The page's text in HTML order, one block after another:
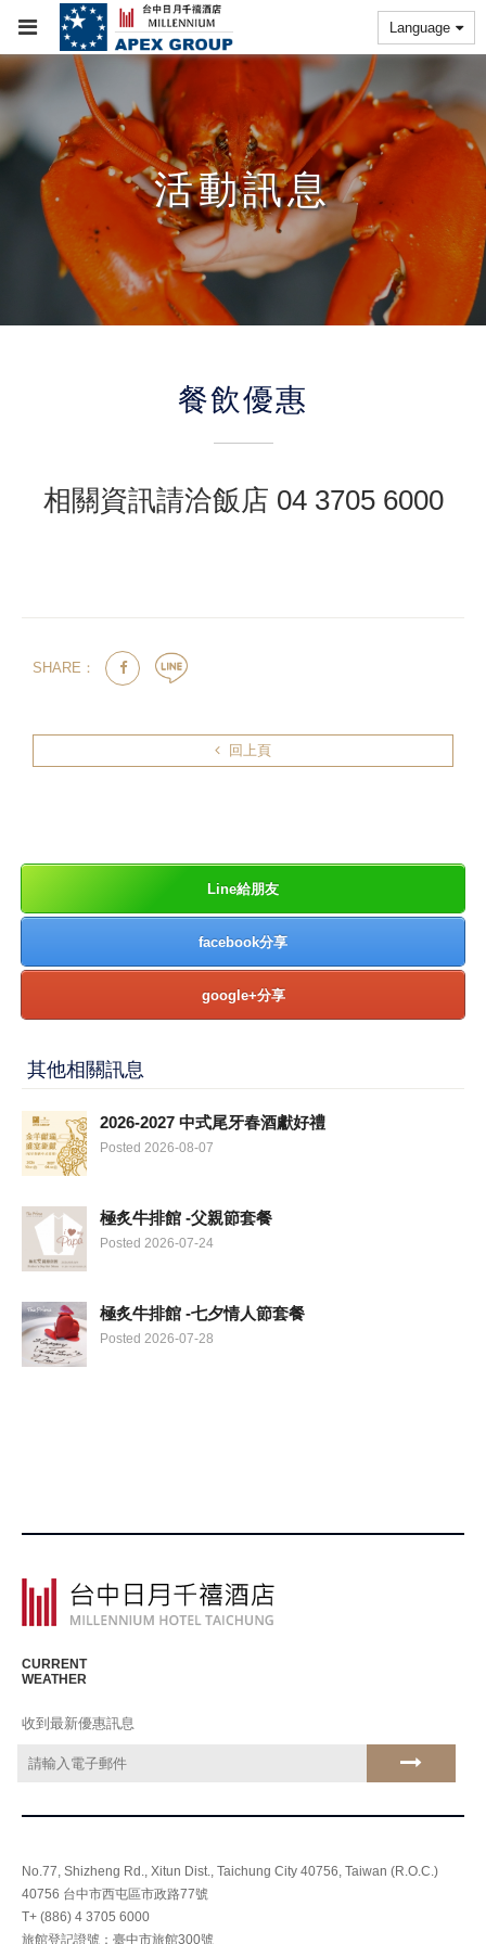
Language
活動訊息
餐飲優惠
相關資訊請洽飯店 04 3705 6000
SHARE：
回上頁
Line給朋友
facebook分享
google+分享
其他相關訊息
2026-2027 中式尾牙春酒獻好禮
Posted 2026-08-07
極炙牛排館 -父親節套餐
Posted 2026-07-24
極炙牛排館 -七夕情人節套餐
Posted 2026-07-28
CURRENT
WEATHER
收到最新優惠訊息
No.77, Shizheng Rd., Xitun Dist., Taichung City 40756, Taiwan (R.O.C.)
40756 台中市西屯區市政路77號
T+ (886) 4 3705 6000
旅館登記證號：臺中市旅館300號